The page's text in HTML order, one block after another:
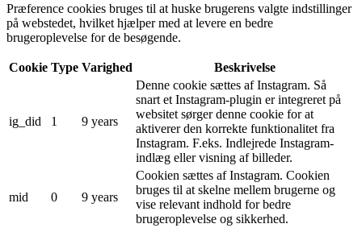
Præference cookies bruges til at huske brugerens valgte indstillinger
på webstedet, hvilket hjælper med at levere en bedre
brugeroplevelse for de besøgende.
Cookie Type Varighed Beskrivelse
ig_did 1 9 years
Denne cookie sættes af Instagram. Så
snart et Instagram-plugin er integreret på
websitet sørger denne cookie for at
aktiverer den korrekte funktionalitet fra
Instagram. F.eks. Indlejrede Instagram-
indlæg eller visning af billeder.
mid 0 9 years
Cookien sættes af Instagram. Cookien
bruges til at skelne mellem brugerne og
vise relevant indhold for bedre
brugeroplevelse og sikkerhed.